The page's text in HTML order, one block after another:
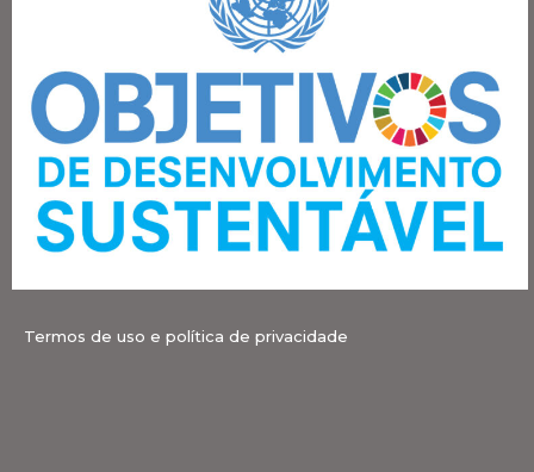
Termos de uso e política de privacidade